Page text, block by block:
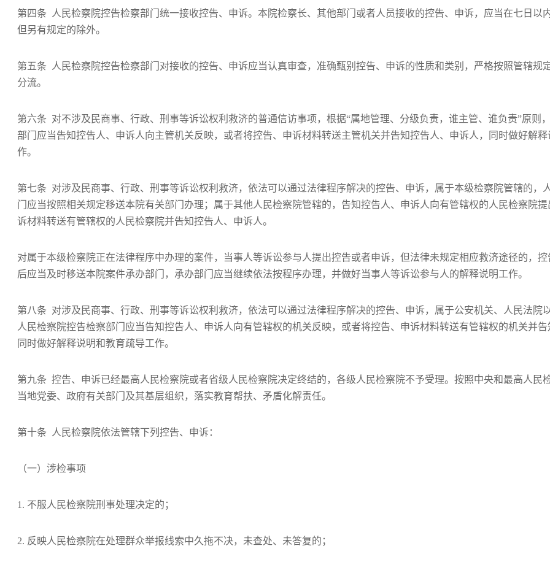
第四条 人民检察院控告检察部门统一接收控告、申诉。本院检察长、其他部门或者人员接收的控告、申诉，应当在七日以
但另有规定的除外。
第五条 人民检察院控告检察部门对接收的控告、申诉应当认真审查，准确甄别控告、申诉的性质和类别，严格按照管辖规
分流。
第六条 对不涉及民商事、行政、刑事等诉讼权利救济的普通信访事项，根据“属地管理、分级负责，谁主管、谁负责”原则
部门应当告知控告人、申诉人向主管机关反映，或者将控告、申诉材料转送主管机关并告知控告人、申诉人，同时做好解
作。
第七条 对涉及民商事、行政、刑事等诉讼权利救济，依法可以通过法律程序解决的控告、申诉，属于本级检察院管辖的，
门应当按照相关规定移送本院有关部门办理；属于其他人民检察院管辖的，告知控告人、申诉人向有管辖权的人民检察院
诉材料转送有管辖权的人民检察院并告知控告人、申诉人。
对属于本级检察院正在法律程序中办理的案件，当事人等诉讼参与人提出控告或者申诉，但法律未规定相应救济途径的，
后应当及时移送本院案件承办部门，承办部门应当继续依法按程序办理，并做好当事人等诉讼参与人的解释说明工作。
第八条 对涉及民商事、行政、刑事等诉讼权利救济，依法可以通过法律程序解决的控告、申诉，属于公安机关、人民法院
人民检察院控告检察部门应当告知控告人、申诉人向有管辖权的机关反映，或者将控告、申诉材料转送有管辖权的机关并告
同时做好解释说明和教育疏导工作。
第九条 控告、申诉已经最高人民检察院或者省级人民检察院决定终结的，各级人民检察院不予受理。按照中央和最高人民
当地党委、政府有关部门及其基层组织，落实教育帮扶、矛盾化解责任。
第十条 人民检察院依法管辖下列控告、申诉：
（一）涉检事项
1. 不服人民检察院刑事处理决定的；
2. 反映人民检察院在处理群众举报线索中久拖不决，未查处、未答复的；